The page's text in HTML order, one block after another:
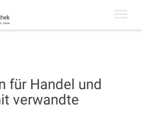
für Handel und
verwandte